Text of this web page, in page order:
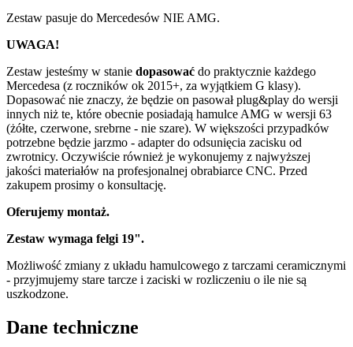
Zestaw pasuje do Mercedesów NIE AMG.
UWAGA!
Zestaw jesteśmy w stanie dopasować do praktycznie każdego
Mercedesa (z roczników ok 2015+, za wyjątkiem G klasy).
Dopasować nie znaczy, że będzie on pasował plug&play do wersji
innych niż te, które obecnie posiadają hamulce AMG w wersji 63
(żółte, czerwone, srebrne - nie szare). W większości przypadków
potrzebne będzie jarzmo - adapter do odsunięcia zacisku od
zwrotnicy. Oczywiście również je wykonujemy z najwyższej
jakości materiałów na profesjonalnej obrabiarce CNC. Przed
zakupem prosimy o konsultację.
Oferujemy montaż.
Zestaw wymaga felgi 19".
Możliwość zmiany z układu hamulcowego z tarczami ceramicznymi
- przyjmujemy stare tarcze i zaciski w rozliczeniu o ile nie są
uszkodzone.
Dane techniczne